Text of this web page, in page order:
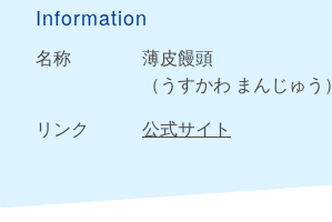
Information
名称
薄皮饅頭
（うすかわ まんじゅう）
リンク
公式サイト